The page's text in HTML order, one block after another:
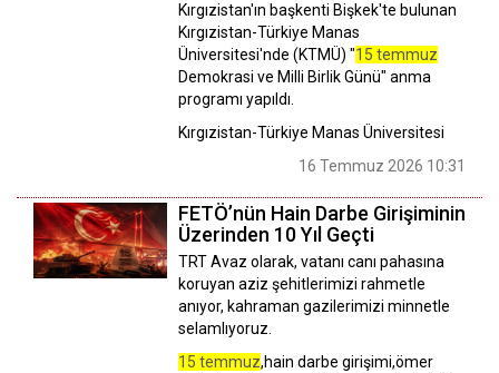
Kırgızistan'ın başkenti Bişkek'te bulunan
Kırgızistan-Türkiye Manas
Üniversitesi'nde (KTMÜ) "15 temmuz
Demokrasi ve Milli Birlik Günü" anma
programı yapıldı.
Kırgızistan-Türkiye Manas Üniversitesi
16 Temmuz 2026 10:31
FETÖ’nün Hain Darbe Girişiminin
Üzerinden 10 Yıl Geçti
TRT Avaz olarak, vatanı canı pahasına
koruyan aziz şehitlerimizi rahmetle
anıyor, kahraman gazilerimizi minnetle
selamlıyoruz.
15 temmuz,hain darbe girişimi,ömer